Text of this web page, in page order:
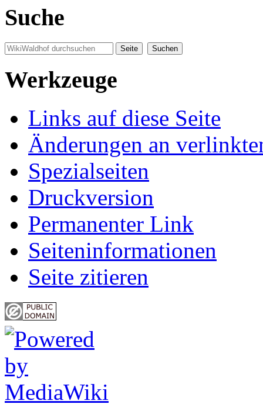
Suche
Werkzeuge
Links auf diese Seite
Änderungen an
Spezialseiten
Druckversion
Permanenter Link
Seiten­informationen
Seite zitieren